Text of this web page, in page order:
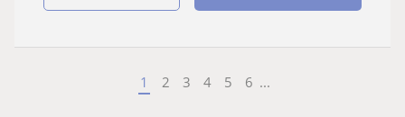
1 2 3 4 5 6 ...